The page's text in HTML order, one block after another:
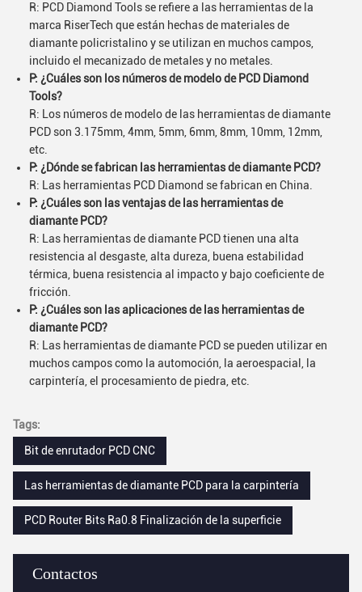
Contactos
R: PCD Diamond Tools se refiere a las herramientas de la
marca RiserTech que están hechas de materiales de
diamante policristalino y se utilizan en muchos campos,
incluido el mecanizado de metales y no metales.
P: ¿Cuáles son los números de modelo de PCD Diamond
Tools?
R: Los números de modelo de las herramientas de diamante
PCD son 3.175mm, 4mm, 5mm, 6mm, 8mm, 10mm, 12mm,
etc.
P: ¿Dónde se fabrican las herramientas de diamante PCD?
R: Las herramientas PCD Diamond se fabrican en China.
P: ¿Cuáles son las ventajas de las herramientas de
diamante PCD?
R: Las herramientas de diamante PCD tienen una alta
resistencia al desgaste, alta dureza, buena estabilidad
térmica, buena resistencia al impacto y bajo coeficiente de
fricción.
P: ¿Cuáles son las aplicaciones de las herramientas de
diamante PCD?
R: Las herramientas de diamante PCD se pueden utilizar en
muchos campos como la automoción, la aeroespacial, la
carpintería, el procesamiento de piedra, etc.
Tags:
Bit de enrutador PCD CNC
Las herramientas de diamante PCD para la carpintería
PCD Router Bits Ra0.8 Finalización de la superficie